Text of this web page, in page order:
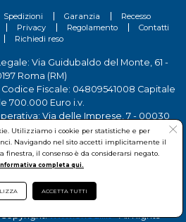
Spedizioni Garanzia
Recesso
Privacy Regolamento
Contatti
Richiedi reso
Via Guidubaldo del Monte, 61 -
Roma (RM)
Fiscale: 04809541008 Capitale
700.000 Euro i.v.
Via delle Imprese, 7 - 00030
Cesareo (RM)
www.onedil.it- All Rights
Utilizziamo i cookie per statistiche e per
Navigando nel sito accetti implicitamente il
finestra, il consenso è da considerarsi negato.
completa qui.
ACCETTA TUTTI